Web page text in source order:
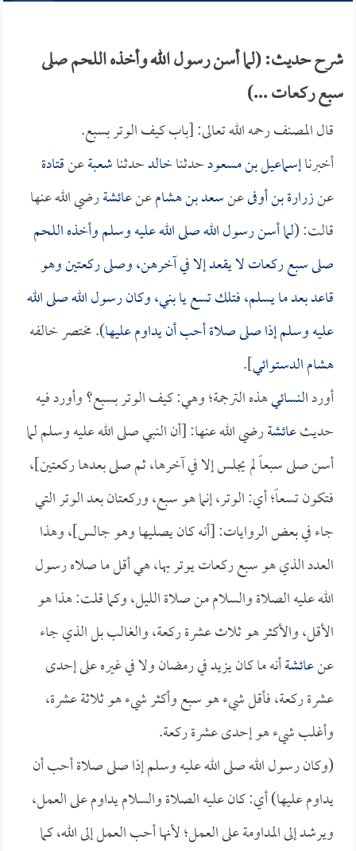
شرح حديث: (لما أسن رسول الله وأخذه اللحم صلى
سبع ركعات ...)
قال المصنف رحمه الله تعالى: [باب كيف الوتر بسبع.
أخبرناإسماعيل بن مسعودحدثناخالدحدثناشعبةعنقتادة
عنزرارة بن أوفىعنسعد بن هشامعنعائشةرضي الله عنها
قالت: (لما أسن رسول الله صلى الله عليه وسلم وأخذه اللحم
صلى سبع ركعات لا يقعد إلا في آخرهن، وصلى ركعتين وهو
قاعد بعد ما يسلم، فتلك تسع يا بني، وكان رسول الله صلى الله
عليه وسلم إذا صلى صلاة أحب أن يداوم عليها). مختصر خالفه
هشام الدستوائي].
أوردالنسائيهذه الترجمة؛ وهي: كيف الوتر بسبع؟ وأورد فيه
حديثعائشةرضي الله عنها: [أن النبي صلى الله عليه وسلم لما
أسن صلى سبعاً لم يجلس إلا في آخرها، ثم صلى بعدها ركعتين]،
فتكون تسعاً؛ أي: الوتر، إنما هو سبع، وركعتان بعد الوتر التي
جاء في بعض الروايات: [أنه كان يصليها وهو جالس]، وهذا
العدد الذي هو سبع ركعات يوتر بها، هي أقل ما صلاه رسول
الله عليه الصلاة والسلام من صلاة الليل، وكما قلت: هذا هو
الأقل، والأكثر هو ثلاث عشرة ركعة، والغالب بل الذي جاء
عنعائشةأنه ما كان يزيد في رمضان ولا في غيره على إحدى
عشرة ركعة، فأقل شيء هو سبع وأكثر شيء هو ثلاثة عشرة،
وأغلب شيء هو إحدى عشرة ركعة.
(وكان رسول الله صلى الله عليه وسلم إذا صلى صلاة أحب أن
يداوم عليها) أي: كان عليه الصلاة والسلام يداوم على العمل،
ويرشد إلى المداومة على العمل؛ لأنها أحب العمل إلى الله، كما